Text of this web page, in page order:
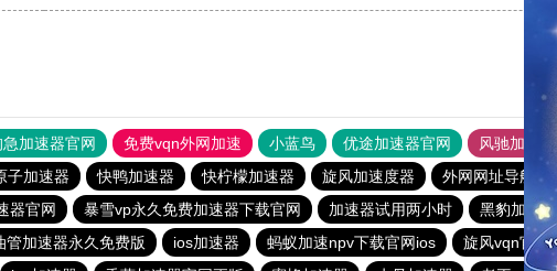
急加速器官网 免费vqn外网加速 小蓝鸟 优途加速器官网 风驰加速器
子加速器 快鸭加速器 快柠檬加速器 旋风加速度器 外网网址导航
器官网 暴雪vp永久免费加速器下载官网 加速器试用两小时 黑豹加速器
管加速器永久免费版 ios加速器 蚂蚁加速npv下载官网ios 旋风vqn官网